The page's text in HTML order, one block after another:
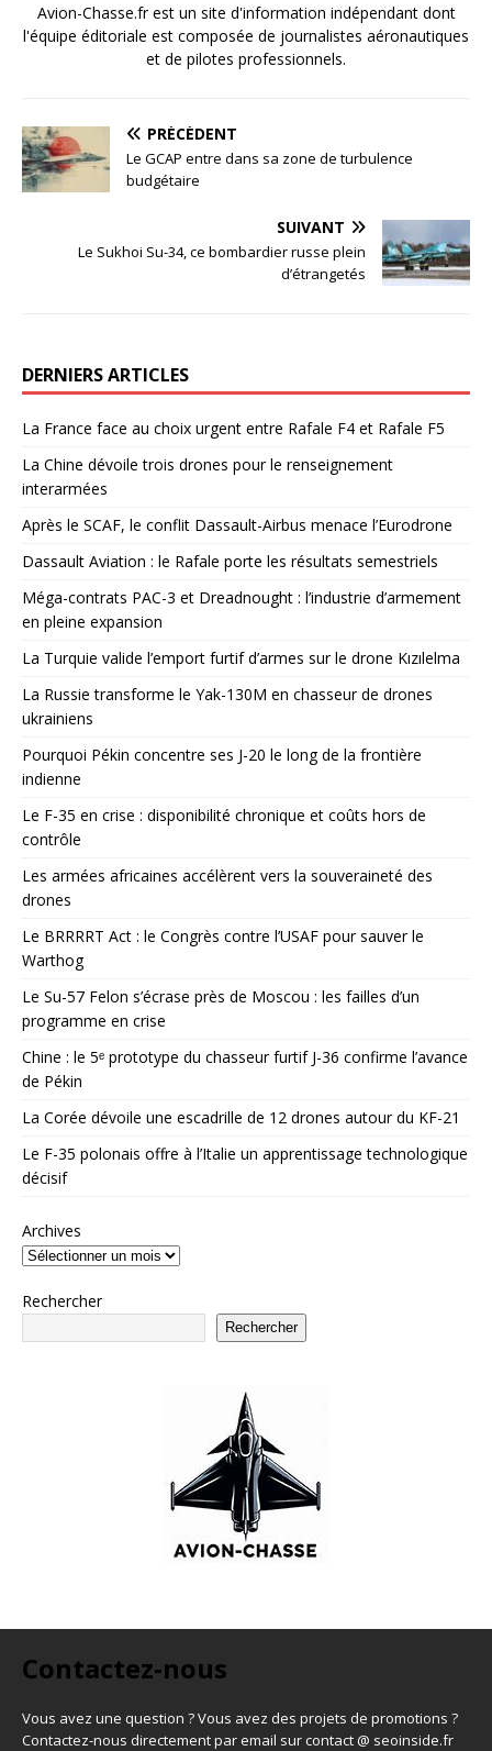
Avion-Chasse.fr est un site d'information indépendant dont
l'équipe éditoriale est composée de journalistes aéronautiques
et de pilotes professionnels.
PRÉCÉDENT
Le GCAP entre dans sa zone de turbulence
budgétaire
SUIVANT
Le Sukhoi Su-34, ce bombardier russe plein
d’étrangetés
DERNIERS ARTICLES
La France face au choix urgent entre Rafale F4 et Rafale F5
La Chine dévoile trois drones pour le renseignement
interarmées
Après le SCAF, le conflit Dassault-Airbus menace l’Eurodrone
Dassault Aviation : le Rafale porte les résultats semestriels
Méga-contrats PAC-3 et Dreadnought : l’industrie d’armement
en pleine expansion
La Turquie valide l’emport furtif d’armes sur le drone Kızılelma
La Russie transforme le Yak-130M en chasseur de drones
ukrainiens
Pourquoi Pékin concentre ses J-20 le long de la frontière
indienne
Le F-35 en crise : disponibilité chronique et coûts hors de
contrôle
Les armées africaines accélèrent vers la souveraineté des
drones
Le BRRRRT Act : le Congrès contre l’USAF pour sauver le
Warthog
Le Su-57 Felon s’écrase près de Moscou : les failles d’un
programme en crise
Chine : le 5ᵉ prototype du chasseur furtif J-36 confirme l’avance
de Pékin
La Corée dévoile une escadrille de 12 drones autour du KF-21
Le F-35 polonais offre à l’Italie un apprentissage technologique
décisif
Archives
Rechercher
Rechercher
Contactez-nous
Vous avez une question ? Vous avez des projets de promotions ?
Contactez-nous directement par email sur contact @ seoinside.fr